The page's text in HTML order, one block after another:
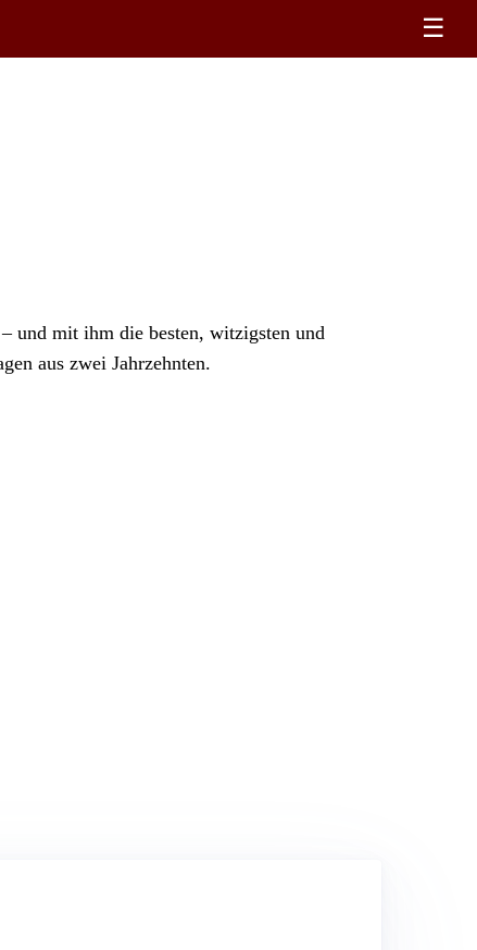
☰
und mit ihm die besten, witzigsten und
aus zwei Jahrzehnten.